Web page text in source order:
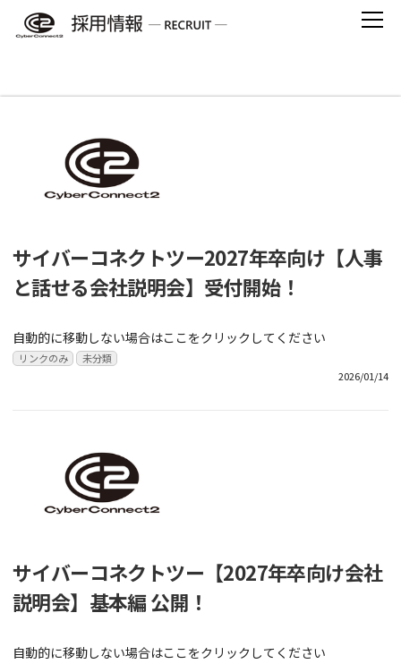
サイバーコネクトツー2027年卒向け【人事
と話せる会社説明会】受付開始！
自動的に移動しない場合はここをクリックしてください
リンクのみ
未分類
2026/01/14
サイバーコネクトツー【2027年卒向け会社
説明会】基本編 公開！
自動的に移動しない場合はここをクリックしてください